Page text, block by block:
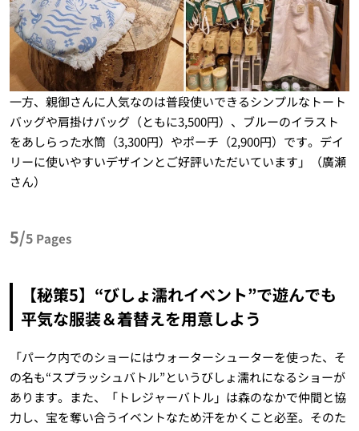
一方、親御さんに人気なのは普段使いできるシンプルなトート
バッグや肩掛けバッグ（ともに3,500円）、ブルーのイラスト
をあしらった水筒（3,300円）やポーチ（2,900円）です。デイ
リーに使いやすいデザインとご好評いただいています」（廣瀬
さん）
5/5 Pages
【秘策5】“びしょ濡れイベント”で遊んでも
平気な服装＆着替えを用意しよう
「パーク内でのショーにはウォーターシューターを使った、そ
の名も“スプラッシュバトル”というびしょ濡れになるショーが
あります。また、「トレジャーバトル」は森のなかで仲間と協
力し、宝を奪い合うイベントなため汗をかくこと必至。そのた